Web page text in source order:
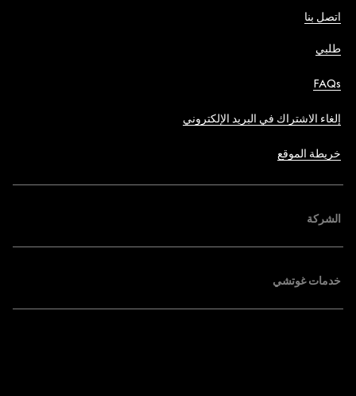
اتصل بنا
طلبي
FAQs
إلغاء الاشتراك في البريد الإلكتروني
خريطة الموقع
الشركة
خدمات غوتشي